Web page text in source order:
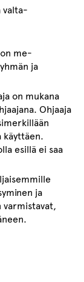
valta-
me-
ja
on mukana
Ohjaaja
käyttäen.
esillä ei saa
ja
varmistavat,